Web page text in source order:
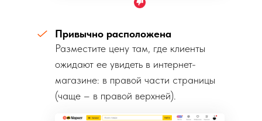
Привычно расположена
Разместите цену там, где клиенты
ожидают ее увидеть в интернет-
магазине: в правой части страницы
(чаще – в правой верхней).